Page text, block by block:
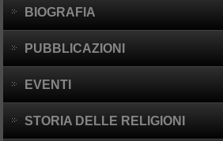
BIOGRAFIA
PUBBLICAZIONI
EVENTI
STORIA DELLE RELIGIONI